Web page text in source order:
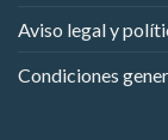
Aviso legal y
Condiciones